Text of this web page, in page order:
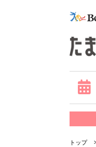
トップ